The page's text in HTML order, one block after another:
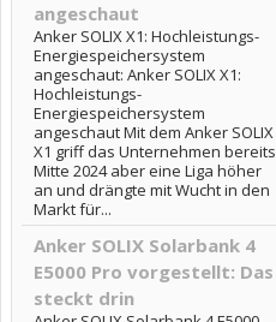
angeschaut
Anker SOLIX X1: Hochleistungs-
Energiespeichersystem
angeschaut: Anker SOLIX X1:
Hochleistungs-
Energiespeichersystem
angeschaut Mit dem Anker SOLIX
X1 griff das Unternehmen bereits
Mitte 2024 aber eine Liga höher
an und drängte mit Wucht in den
Markt für...
Anker SOLIX Solarbank 4
E5000 Pro vorgestellt: Das
steckt drin